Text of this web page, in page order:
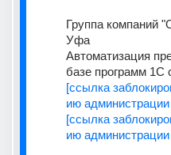
Группа компаний
Уфа
Автоматизация
базе программ 1С
[ссылка
ию администрации
[ссылка
ию администрации